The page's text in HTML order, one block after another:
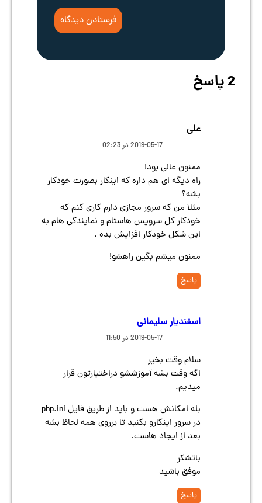
2 پاسخ
علی
2019-05-17 در 02:23
ممنون عالی بود!
راه دیگه ای هم داره که اینکار بصورت خودکار
بشه؟
مثلا من که سرور مجازی دارم کاری کنم که
خودکار کل سرویس هاستام و نمایندگی هام به
این شکل خودکار افزایش بده .
ممنون میشم بگین راهشو!
پاسخ
اسفندیار سلیمانی
2019-05-17 در 11:50
سلام وقت بخیر
اگه وقت بشه آموزششو دراختیارتون قرار
میدیم‌.
بله امکانش هست و باید از طریق فایل php.ini
در سرور اینکارو بکنید تا برروی همه لحاظ بشه
بعد از ایجاد هاست.
باتشکر
موفق باشید
پاسخ